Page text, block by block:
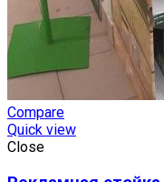
Compare
Quick view
Close